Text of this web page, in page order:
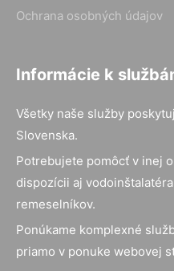
Ochrana osobných údajov
Informácie k
Všetky naše služby
Slovenska.
Potrebujete pomôcť v inej
dispozícii aj
remeselníkov.
Ponúkame komplexné
priamo v ponuke webovej